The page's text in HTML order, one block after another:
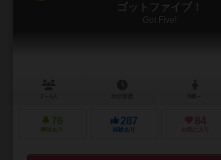
ゴットファイブ！
Got Five!
76
興味あり
287
経験あり
84
お気に入り